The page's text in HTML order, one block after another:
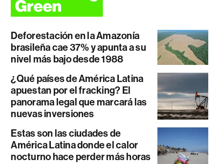
Deforestación en la Amazonía
brasileña cae 37% y apunta a su
nivel más bajo desde 1988
¿Qué países de América Latina
apuestan por el fracking? El
panorama legal que marcará las
nuevas inversiones
Estas son las ciudades de
América Latina donde el calor
nocturno hace perder más horas